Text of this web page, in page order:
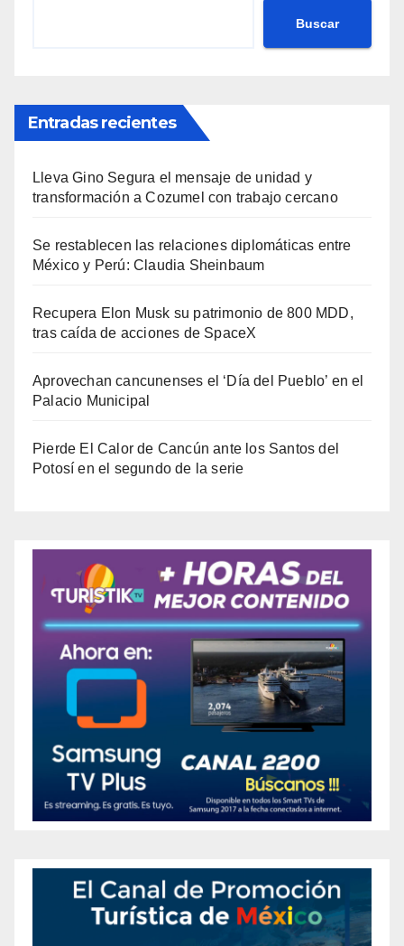
Buscar
Entradas recientes
Lleva Gino Segura el mensaje de unidad y
transformación a Cozumel con trabajo cercano
Se restablecen las relaciones diplomáticas entre
México y Perú: Claudia Sheinbaum
Recupera Elon Musk su patrimonio de 800 MDD,
tras caída de acciones de SpaceX
Aprovechan cancunenses el ‘Día del Pueblo’ en el
Palacio Municipal
Pierde El Calor de Cancún ante los Santos del
Potosí en el segundo de la serie